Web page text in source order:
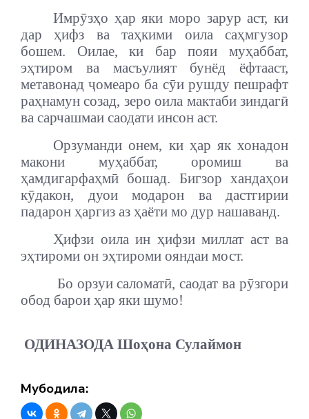
Имрӯзҳо ҳар яки моро зарур аст, ки
дар ҳифз ва таҳкими оила саҳмгузор
бошем. Оилае, ки бар пояи муҳаббат,
эҳтиром ва масъулият бунёд ёфтааст,
метавонад ҷомеаро ба сӯи рушду пешрафт
раҳнамун созад, зеро оила мактаби зиндагӣ
ва сарчашмаи саодати инсон аст.
Орзуманди онем, ки ҳар як хонадон
макони муҳаббат, оромиш ва
ҳамдигарфаҳмӣ бошад. Бигзор хандаҳои
кӯдакон, дуои модарон ва дастгирии
падарон ҳаргиз аз ҳаёти мо дур нашаванд.
Ҳифзи оила ин ҳифзи миллат аст ва
эҳтироми он эҳтироми ояндаи мост.
Бо орзуи саломатӣ, саодат ва рӯзгори
обод барои ҳар яки шумо!
ОДИНАЗОДА Шоҳона Сулаймон
Мубодила: